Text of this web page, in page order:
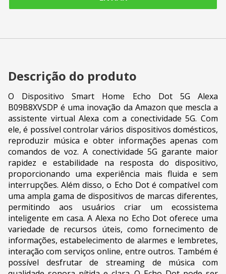
Descrição do produto
O Dispositivo Smart Home Echo Dot 5G Alexa
B09B8XVSDP é uma inovação da Amazon que mescla a
assistente virtual Alexa com a conectividade 5G. Com
ele, é possível controlar vários dispositivos domésticos,
reproduzir música e obter informações apenas com
comandos de voz. A conectividade 5G garante maior
rapidez e estabilidade na resposta do dispositivo,
proporcionando uma experiência mais fluida e sem
interrupções. Além disso, o Echo Dot é compatível com
uma ampla gama de dispositivos de marcas diferentes,
permitindo aos usuários criar um ecossistema
inteligente em casa. A Alexa no Echo Dot oferece uma
variedade de recursos úteis, como fornecimento de
informações, estabelecimento de alarmes e lembretes,
interação com serviços online, entre outros. Também é
possível desfrutar de streaming de música com